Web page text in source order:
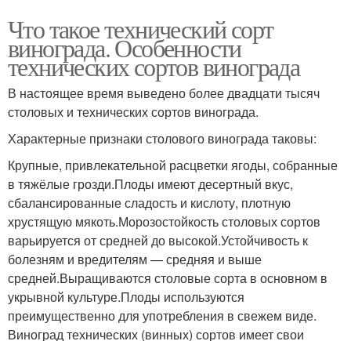
Что такое технический сорт
винограда. Особенности
технических сортов винограда
В настоящее время выведено более двадцати тысяч
столовых и технических сортов винограда.
Характерные признаки столового винограда таковы:
Крупные, привлекательной расцветки ягоды, собранные
в тяжёлые грозди.Плоды имеют десертный вкус,
сбалансированные сладость и кислоту, плотную
хрустящую мякоть.Морозостойкость столовых сортов
варьируется от средней до высокой.Устойчивость к
болезням и вредителям — средняя и выше
средней.Выращиваются столовые сорта в основном в
укрывной культуре.Плоды используются
преимущественно для употребления в свежем виде.
Виноград технических (винных) сортов имеет свои